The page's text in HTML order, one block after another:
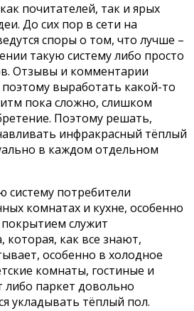
почитателей, так и ярых
До сих пор в сети на
споры о том, что лучше –
такую систему либо просто
Отзывы и комментарии
выработать какой-то
пока сложно, слишком
Поэтому решать,
инфракрасный тёплый
в каждом отдельном
систему потребители
комнатах и кухне, особенно
служит
которая, как все знают,
особенно в холодное
комнаты, гостиные и
либо паркет довольно
укладывать тёплый пол.